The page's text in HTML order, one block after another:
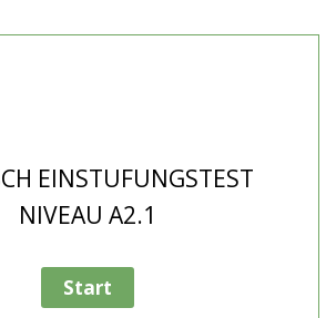
EINSTUFUNGSTEST
NIVEAU A2.1